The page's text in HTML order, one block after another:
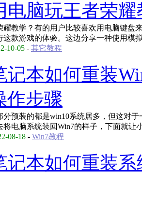
电脑玩王者荣耀
耀教学？有的用户比较喜欢用电脑键盘
这款游戏的体验。这边分享一种使用模
10-05 - 其它教程
记本如何重装
作步骤
分预装的都是win10系统居多，但这对
将电脑系统装回Win7的样子，下面就让
08-18 - Win7教程
记本如何重装